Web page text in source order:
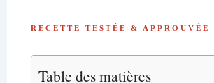
RECETTE TESTÉE & APPROUVÉE
Table des matières